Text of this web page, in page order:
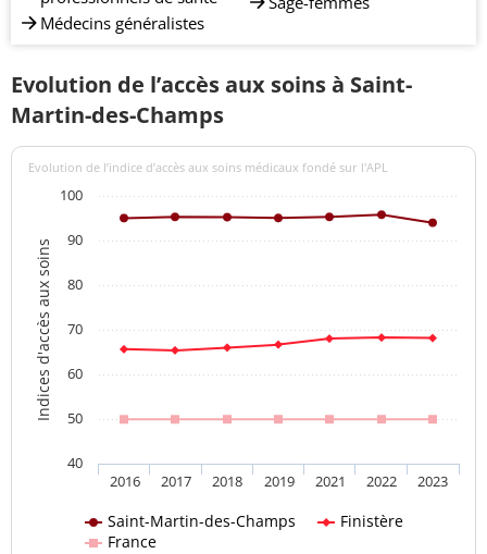
Médecins généralistes
Evolution de l’accès aux soins à Saint-
Martin-des-Champs
Indices d'accès aux soins
Evolution de l’indice d’accès aux soins médicaux fondé sur l'APL
Saint-Martin-des-Champs
Finistère
France
2016 2017 2018 2019 2021 2022 2023
40
50
60
70
80
90
100